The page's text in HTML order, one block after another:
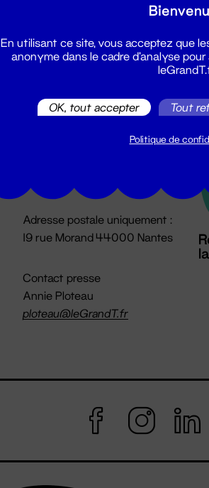
02 51 88 25 25
Du lundi au vendredi 14h → 18h
Adresse postale uniquement :
19 rue Morand 44000 Nantes
Contact presse
Annie Ploteau
ploteau@leGrandT.fr
En utilisant ce site, vous acceptez que
anonyme dans le cadre d'analyse
OK, tout accepter Tout
Politique de